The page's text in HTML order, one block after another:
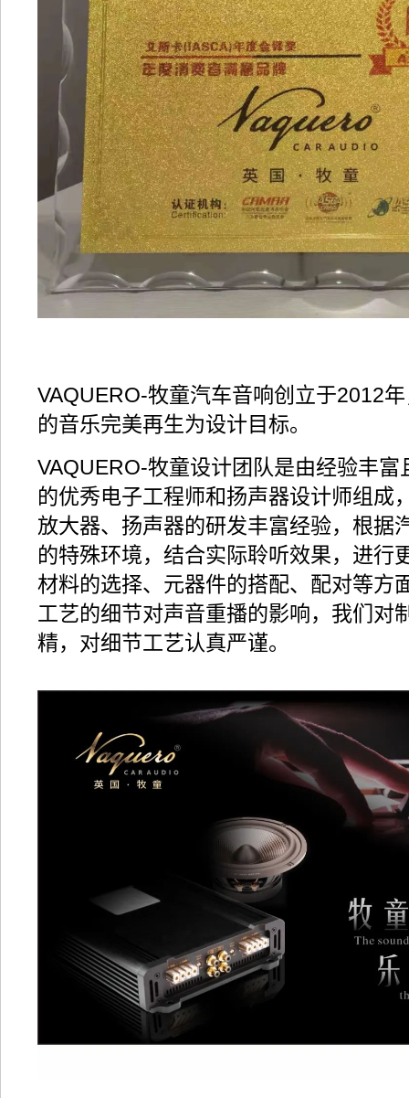
VAQUERO-牧童汽车音响创立于2012
的音乐完美再生为设计目标。
VAQUERO-牧童设计团队是由经验丰富
的优秀电子工程师和扬声器设计师组成
放大器、扬声器的研发丰富经验，根据
的特殊环境，结合实际聆听效果，进行
材料的选择、元器件的搭配、配对等方
工艺的细节对声音重播的影响，我们对
精，对细节工艺认真严谨。